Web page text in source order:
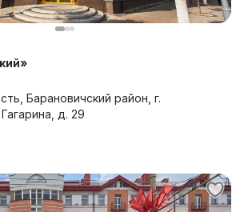
Барановичский район, г.
д. 29